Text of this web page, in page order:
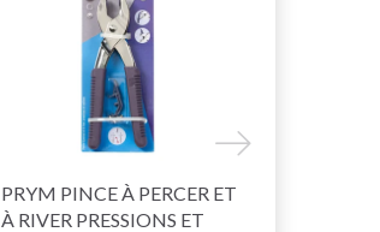
PRYM PINCE À PERCER ET
À RIVER PRESSIONS ET